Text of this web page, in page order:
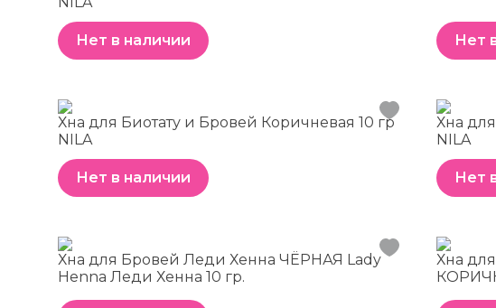
Нет в наличии Нет
Хна для Биотату и Бровей Коричневая 10 гр
NILA
Нет в наличии
Хна
NILA
Нет
Хна для Бровей Леди Хенна ЧЁРНАЯ Lady
Henna Леди Хенна 10 гр.
Хна